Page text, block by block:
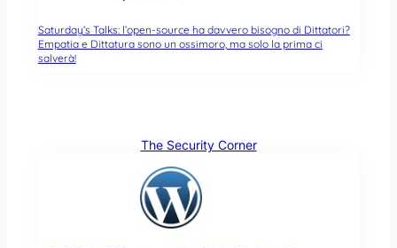
Saturday’s Talks: l’open-source ha davvero bisogno di Dittatori?
Empatia e Dittatura sono un ossimoro, ma solo la prima ci
salverà!
The Security Corner